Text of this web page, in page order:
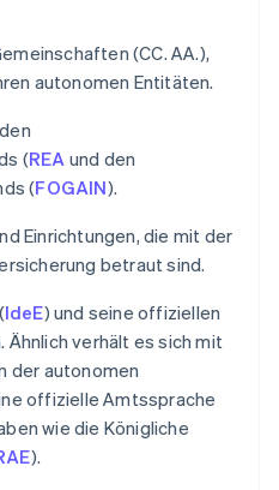
(CC. AA.),
autonomen Entitäten.
(REA und den
(FOGAIN).
Einrichtungen, die mit der
betraut sind.
IdeE) und seine offiziellen
Ähnlich verhält es sich mit
der autonomen
offizielle Amtssprache
wie die Königliche
).